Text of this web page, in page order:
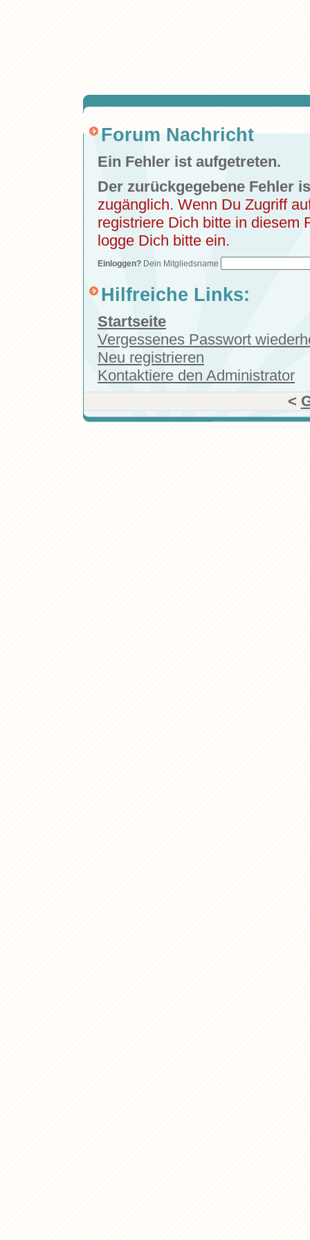
Forum Nachricht
Ein Fehler ist aufgetreten.
Der zurückgegebene Fehler
zugänglich. Wenn Du Zugriff
registriere Dich bitte in diesem
logge Dich bitte ein.
Einloggen? Dein Mitgliedsname
Hilfreiche Links:
Startseite
Vergessenes Passwort
Neu registrieren
Kontaktiere den Administrator
<